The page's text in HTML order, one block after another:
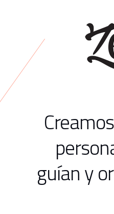
guían y